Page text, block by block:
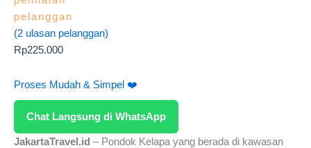
pelanggan
(2 ulasan pelanggan)
Rp225.000
Proses Mudah & Simpel ❤️
Chat Langsung di WhatsApp
JakartaTravel.id – Pondok Kelapa yang berada di kawasan